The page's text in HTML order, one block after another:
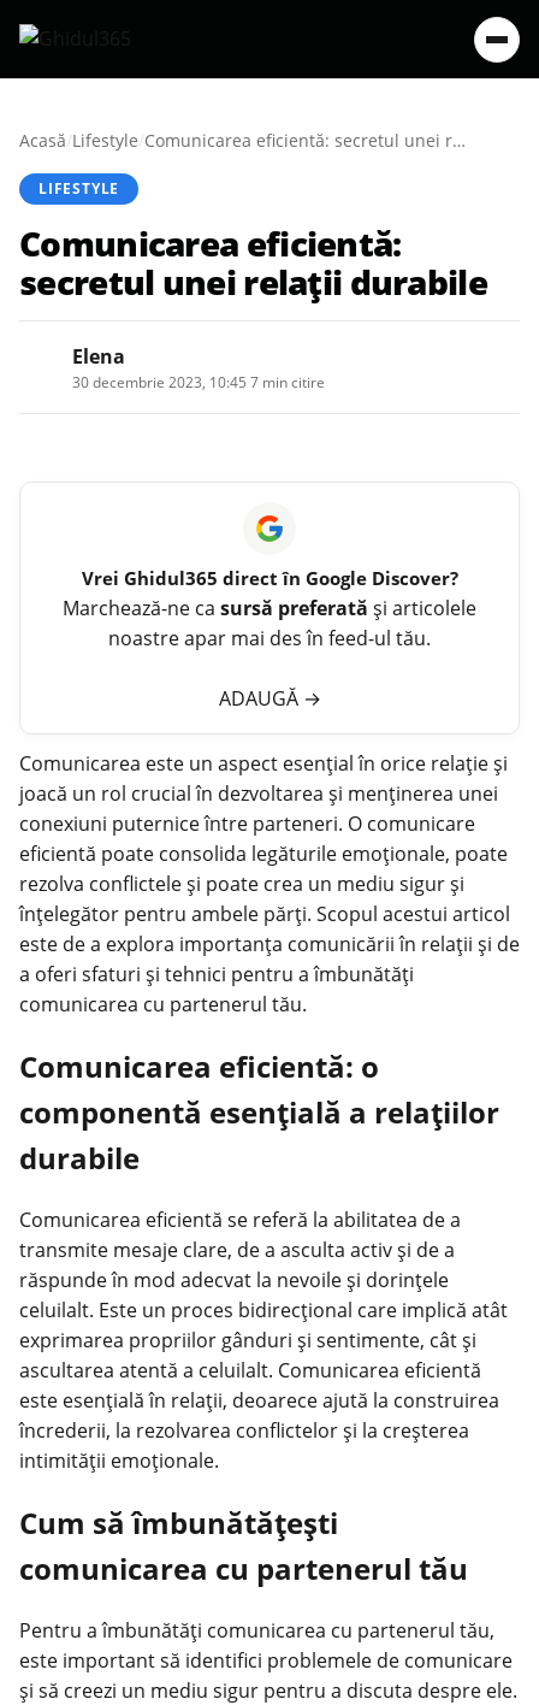
Acasă/Lifestyle/ Comunicarea eficientă: secretul unei relații durabile
LIFESTYLE
Comunicarea eficientă:
secretul unei relații durabile
Elena
30 decembrie 2023, 10:45 7 min citire
Vrei Ghidul365 direct în Google Discover?
Marchează-ne ca sursă preferată și articolele
noastre apar mai des în feed-ul tău.
ADAUGĂ →
Comunicarea este un aspect esențial în orice relațieși
joacă un rol crucial în dezvoltarea și menținerea unei
conexiuni puternice între parteneri. O comunicare
eficientă poate consolida legăturile emoționale, poate
rezolva conflictele și poate crea un mediu sigur și
înțelegător pentru ambele părți. Scopul acestui articol
este de a explora importanța comunicării în relații și de
a oferi sfaturi și tehnici pentru a îmbunătăți
comunicarea cu partenerul tău.
Comunicarea eficientă: o
componentă esențială a relațiilor
durabile
Comunicarea eficientă se referă la abilitatea de a
transmite mesaje clare, de a asculta activ și de a
răspunde în mod adecvat la nevoile și dorințele
celuilalt. Este un proces bidirecțional care implică atât
exprimarea propriilor gânduri și sentimente, cât și
ascultarea atentă a celuilalt. Comunicarea eficientă
este esențială în relații, deoarece ajută la construirea
încrederii, la rezolvarea conflictelor și la creșterea
intimității emoționale.
Cum să îmbunătățești
comunicarea cu partenerul tău
Pentru a îmbunătăți comunicarea cu partenerul tău,
este important să identifici problemele de comunicare
și să creezi un mediu sigur pentru a discuta despre ele.